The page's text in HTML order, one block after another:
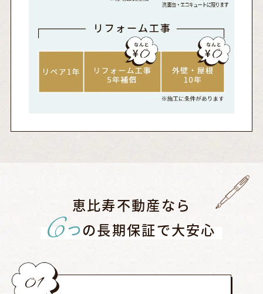
恵比寿不動産なら
6つの長期保証で大安心
01